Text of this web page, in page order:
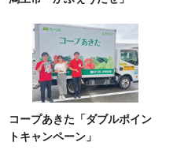
コープあきた「ダブルポイン
トキャンペーン」